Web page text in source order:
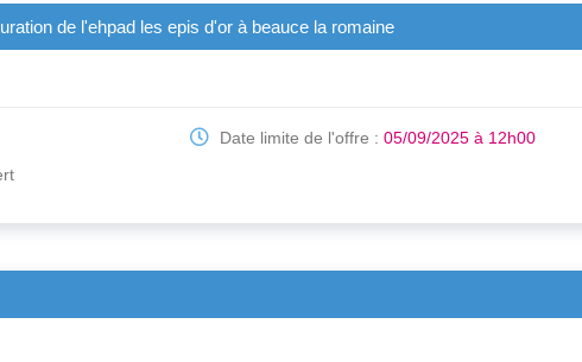
de l'ehpad les epis d'or à beauce la romaine
Date limite de l'offre :05/09/2025 à 12h00